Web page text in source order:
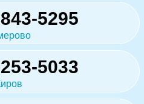
5295
5033